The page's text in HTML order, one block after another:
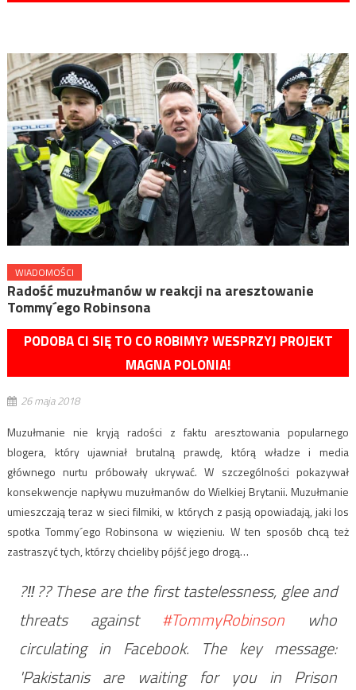
WIADOMOŚCI
Radość muzułmanów w reakcji na aresztowanie
Tommy´ego Robinsona
PODOBA CI SIĘ TO CO ROBIMY? WESPRZYJ PROJEKT
MAGNA POLONIA!
26 maja 2018
Muzułmanie nie kryją radości z faktu aresztowania popularnego
blogera, który ujawniał brutalną prawdę, którą władze i media
głównego nurtu próbowały ukrywać. W szczególności pokazywał
konsekwencje napływu muzułmanów do Wielkiej Brytanii. Muzułmanie
umieszczają teraz w sieci filmiki, w których z pasją opowiadają, jaki los
spotka Tommy´ego Robinsona w więzieniu. W ten sposób chcą też
zastraszyć tych, którzy chcieliby pójść jego drogą…
?‼?? These are the first tastelessness, glee and
threats against #TommyRobinson who
circulating in Facebook. The key message:
'Pakistanis are waiting for you in Prison